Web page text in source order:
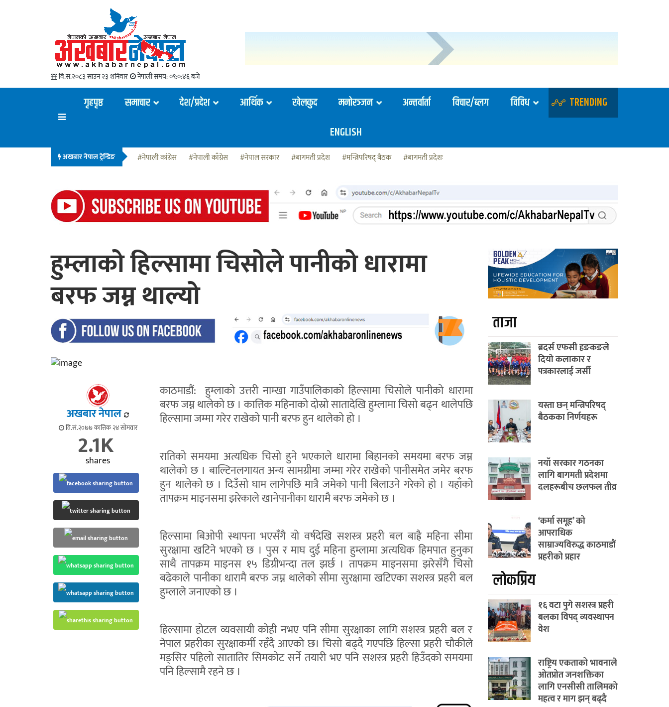
वि.सं.२०८३ साउन २३ शनिवार नेपाली समय:०९:०:४७ बजे
गृहपृष्ठ समाचार देश/प्रदेश आर्थिक खेलकुद मनोरञ्जन अन्तर्वार्ता विचार/ब्लग विविध
TRENDING
ENGLISH
अखबार नेपाल ट्रेन्डिङ #नेपाली कांग्रेस #नेपाली काँग्रेस #नेपाल सरकार #बागमती प्रदेश #मन्त्रिपरिषद् बैठक #बागमती प्रदेशः
हुम्लाको हिल्सामा चिसोले पानीको धारामा
बरफ जम्न थाल्यो
अखबार नेपाल
वि.सं.२०७७ कात्तिक २४ सोमवार
2.1K
shares
काठमाडौं: हुम्लाको उत्तरी नाम्खा गाउँपालिकाको हिल्सामा चिसोले पानीको धारामा
बरफ जम्न थालेको छ । कात्तिक महिनाको दोस्रो सातादेखि हुम्लामा चिसो बढ्न थालेपछि
हिल्सामा जम्मा गरेर राखेको पानी बरफ हुन थालेको हो ।
रातिको समयमा अत्यधिक चिसो हुने भएकाले धारामा बिहानको समयमा बरफ जम्न
थालेको छ । बाल्टिनलगायत अन्य सामग्रीमा जम्मा गरेर राखेको पानीसमेत जमेर बरफ
हुन थालेको छ । दिउँसो घाम लागेपछि मात्रै जमेको पानी बिलाउने गरेको हो । यहाँको
तापक्रम माइनसमा झरेकाले खानेपानीका धारामै बरफ जमेको छ ।
हिल्सामा बिओपी स्थापना भएसँगै यो वर्षदेखि सशस्त्र प्रहरी बल बाह्रै महिना सीमा
सुरक्षामा खटिने भएको छ । पुस र माघ दुई महिना हुम्लामा अत्यधिक हिमपात हुनुका
साथै तापक्रम माइनस १५ डिग्रीभन्दा तल झर्छ । तापक्रम माइनसमा झरेसँगै चिसो
बढेकाले पानीका धारामै बरफ जम्न थालेको सीमा सुरक्षामा खटिएका सशस्त्र प्रहरी बल
हुम्लाले जनाएको छ ।
हिल्सामा होटल व्यवसायी कोही नभए पनि सीमा सुरक्षाका लागि सशस्त्र प्रहरी बल र
नेपाल प्रहरीका सुरक्षाकर्मी रहँदै आएको छ। चिसो बढ्दै गएपछि हिल्सा प्रहरी चौकीले
मङ्सिर पहिलो सातातिर सिमकोट सर्ने तयारी भए पनि सशस्त्र प्रहरी हिउँदको समयमा
पनि हिल्सामै रहने छ ।
ताजा
ब्रदर्स एफसी हङकङले
दियो कलाकार र
पत्रकारलाई जर्सी
यस्ता छन् मन्त्रिपरिषद्
बैठकका निर्णयहरू
नयाँ सरकार गठनका
लागि बागमती प्रदेशमा
दलहरूबीच छलफल तीव्र
‘कर्मा समूह’ को
आपराधिक
साम्राज्यविरुद्ध काठमाडौं
प्रहरीको प्रहार
लाेकप्रिय
१६ वटा पुगे सशस्त्र प्रहरी
बलका विपद् व्यवस्थापन
वेश
राष्ट्रिय एकताको भावनाले
ओतप्रोत जनशक्तिका
लागि एनसीसी तालिमको
महत्व र माग झन् बढ्दै